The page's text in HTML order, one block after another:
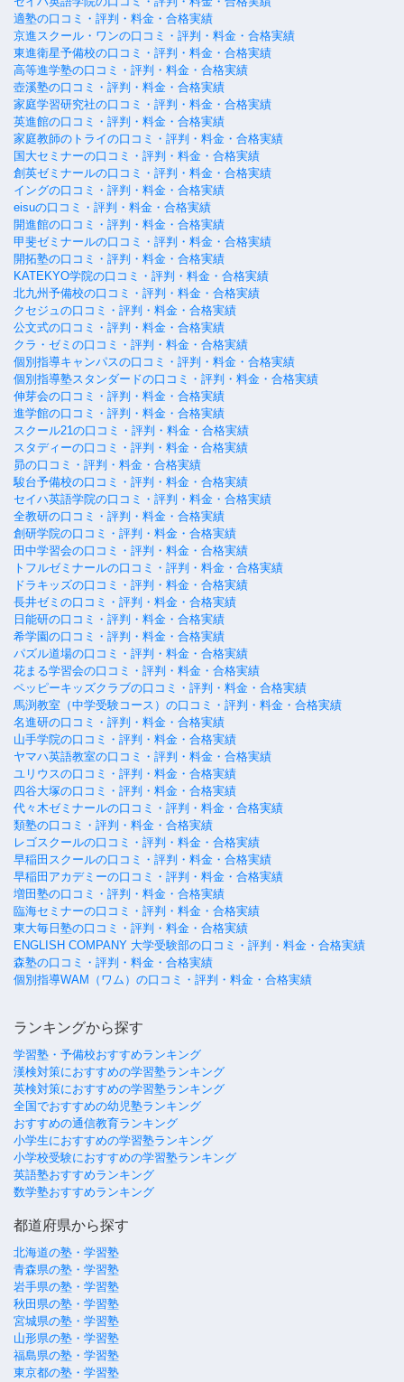
適塾の口コミ・評判・料金・合格実績
京進スクール・ワンの口コミ・評判・料金・合格実績
東進衛星予備校の口コミ・評判・料金・合格実績
高等進学塾の口コミ・評判・料金・合格実績
壺溪塾の口コミ・評判・料金・合格実績
家庭学習研究社の口コミ・評判・料金・合格実績
英進館の口コミ・評判・料金・合格実績
家庭教師のトライの口コミ・評判・料金・合格実績
国大セミナーの口コミ・評判・料金・合格実績
創英ゼミナールの口コミ・評判・料金・合格実績
イングの口コミ・評判・料金・合格実績
eisuの口コミ・評判・料金・合格実績
開進館の口コミ・評判・料金・合格実績
甲斐ゼミナールの口コミ・評判・料金・合格実績
開拓塾の口コミ・評判・料金・合格実績
KATEKYO学院の口コミ・評判・料金・合格実績
北九州予備校の口コミ・評判・料金・合格実績
クセジュの口コミ・評判・料金・合格実績
公文式の口コミ・評判・料金・合格実績
クラ・ゼミの口コミ・評判・料金・合格実績
個別指導キャンパスの口コミ・評判・料金・合格実績
個別指導塾スタンダードの口コミ・評判・料金・合格実績
伸芽会の口コミ・評判・料金・合格実績
進学館の口コミ・評判・料金・合格実績
スクール21の口コミ・評判・料金・合格実績
スタディーの口コミ・評判・料金・合格実績
昴の口コミ・評判・料金・合格実績
駿台予備校の口コミ・評判・料金・合格実績
セイハ英語学院の口コミ・評判・料金・合格実績
全教研の口コミ・評判・料金・合格実績
創研学院の口コミ・評判・料金・合格実績
田中学習会の口コミ・評判・料金・合格実績
トフルゼミナールの口コミ・評判・料金・合格実績
ドラキッズの口コミ・評判・料金・合格実績
長井ゼミの口コミ・評判・料金・合格実績
日能研の口コミ・評判・料金・合格実績
希学園の口コミ・評判・料金・合格実績
パズル道場の口コミ・評判・料金・合格実績
花まる学習会の口コミ・評判・料金・合格実績
ペッピーキッズクラブの口コミ・評判・料金・合格実績
馬渕教室（中学受験コース）の口コミ・評判・料金・合格実績
名進研の口コミ・評判・料金・合格実績
山手学院の口コミ・評判・料金・合格実績
ヤマハ英語教室の口コミ・評判・料金・合格実績
ユリウスの口コミ・評判・料金・合格実績
四谷大塚の口コミ・評判・料金・合格実績
代々木ゼミナールの口コミ・評判・料金・合格実績
類塾の口コミ・評判・料金・合格実績
レゴスクールの口コミ・評判・料金・合格実績
早稲田スクールの口コミ・評判・料金・合格実績
早稲田アカデミーの口コミ・評判・料金・合格実績
増田塾の口コミ・評判・料金・合格実績
臨海セミナーの口コミ・評判・料金・合格実績
東大毎日塾の口コミ・評判・料金・合格実績
ENGLISH COMPANY 大学受験部の口コミ・評判・料金・合格実績
森塾の口コミ・評判・料金・合格実績
個別指導WAM（ワム）の口コミ・評判・料金・合格実績
ランキングから探す
学習塾・予備校おすすめランキング
漢検対策におすすめの学習塾ランキング
英検対策におすすめの学習塾ランキング
全国でおすすめの幼児塾ランキング
おすすめの通信教育ランキング
小学生におすすめの学習塾ランキング
小学校受験におすすめの学習塾ランキング
英語塾おすすめランキング
数学塾おすすめランキング
都道府県から探す
北海道の塾・学習塾
青森県の塾・学習塾
岩手県の塾・学習塾
秋田県の塾・学習塾
宮城県の塾・学習塾
山形県の塾・学習塾
福島県の塾・学習塾
東京都の塾・学習塾